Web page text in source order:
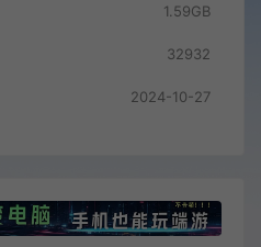
1.59GB
32932
2024-10-27